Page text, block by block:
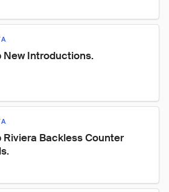
New Introductions.
Riviera Backless Counter